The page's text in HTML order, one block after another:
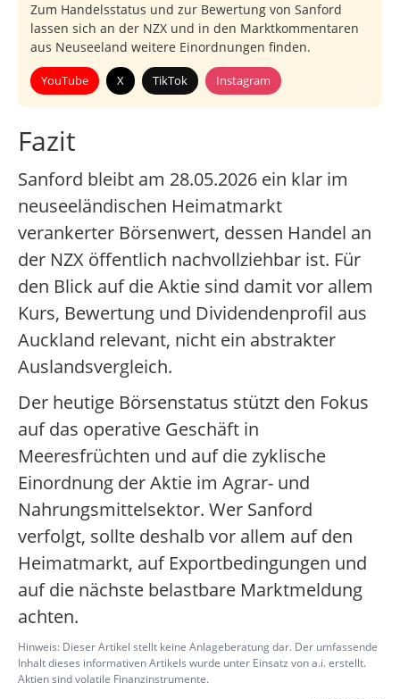
Zum Handelsstatus und zur Bewertung von Sanford
lassen sich an der NZX und in den Marktkommentaren
aus Neuseeland weitere Einordnungen finden.
YouTube X TikTok Instagram
Fazit
Sanford bleibt am 28.05.2026 ein klar im
neuseeländischen Heimatmarkt
verankerter Börsenwert, dessen Handel an
der NZX öffentlich nachvollziehbar ist. Für
den Blick auf die Aktie sind damit vor allem
Kurs, Bewertung und Dividendenprofil aus
Auckland relevant, nicht ein abstrakter
Auslandsvergleich.
Der heutige Börsenstatus stützt den Fokus
auf das operative Geschäft in
Meeresfrüchten und auf die zyklische
Einordnung der Aktie im Agrar- und
Nahrungsmittelsektor. Wer Sanford
verfolgt, sollte deshalb vor allem auf den
Heimatmarkt, auf Exportbedingungen und
auf die nächste belastbare Marktmeldung
achten.
Hinweis: Dieser Artikel stellt keine Anlageberatung dar. Der umfassende
Inhalt dieses informativen Artikels wurde unter Einsatz von a.i. erstellt.
Aktien sind volatile Finanzinstrumente.